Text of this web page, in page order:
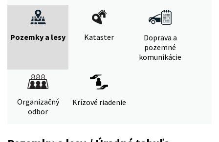
Pozemky a lesy Kataster
Doprava a
pozemné
komunikácie
Organizačný
odbor
Krízové riadenie